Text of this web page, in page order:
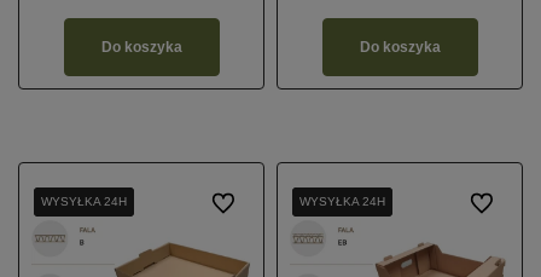
Do koszyka Do koszyka
WYSYŁKA 24H
WYSYŁKA 24H
WYSYŁKA 24H Do ulubionychWYSYŁKA 24H
WYSYŁKA 24H
WYSYŁKA 24H Do